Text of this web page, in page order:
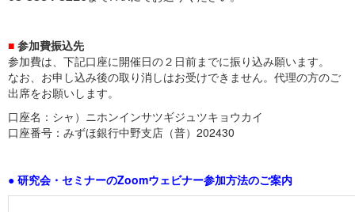
■ 参加費振込先
参加費は、下記口座に開催日の２日前までに振り込み願います。
なお、お申し込み後の取り消しはお受けできません。代理の方のご
出席をお願いします。
口座名：シャ）ニホンインサツギジュツキョウカイ
口座番号：みずほ銀行中野支店（普）202430
● 研究会・セミナーのZoomウェビナー参加方法のご案内